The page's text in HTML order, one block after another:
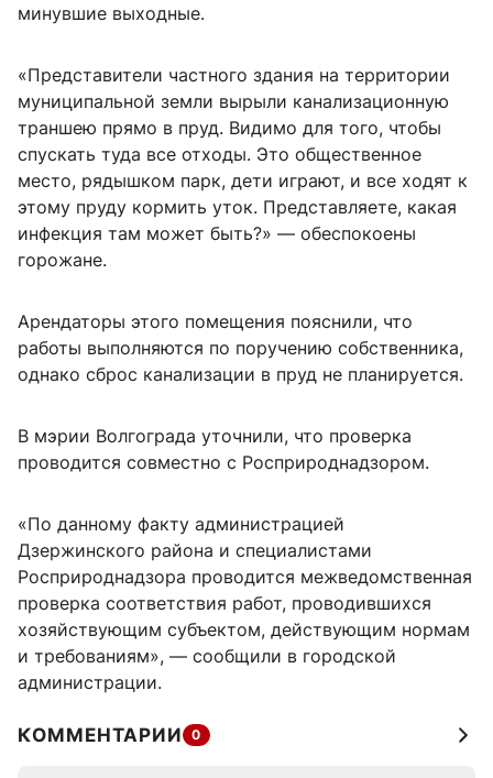
минувшие выходные.
«Представители частного здания на территории
муниципальной земли вырыли канализационную
траншею прямо в пруд. Видимо для того, чтобы
спускать туда все отходы. Это общественное
место, рядышком парк, дети играют, и все ходят к
этому пруду кормить уток. Представляете, какая
инфекция там может быть?» — обеспокоены
горожане.
Арендаторы этого помещения пояснили, что
работы выполняются по поручению собственника,
однако сброс канализации в пруд не планируется.
В мэрии Волгограда уточнили, что проверка
проводится совместно с Росприроднадзором.
«По данному факту администрацией
Дзержинского района и специалистами
Росприроднадзора проводится межведомственная
проверка соответствия работ, проводившихся
хозяйствующим субъектом, действующим нормам
и требованиям», — сообщили в городской
администрации.
КОММЕНТАРИИ 0